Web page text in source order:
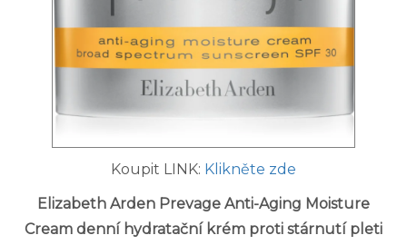
Koupit LINK: Klikněte zde
Elizabeth Arden Prevage Anti-Aging Moisture
Cream denní hydratační krém proti stárnutí pleti